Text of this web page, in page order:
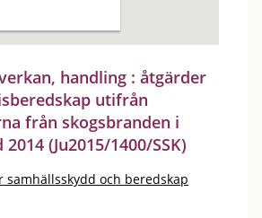
handling : åtgärder
utifrån
från skogsbranden i
(Ju2015/1400/SSK)
samhällsskydd och beredskap